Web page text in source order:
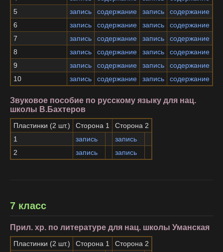
5
запись содержание запись
содержание
6
запись содержание запись
содержание
7
запись содержание запись
содержание
8
запись содержание запись
содержание
9
запись содержание запись
содержание
10
запись содержание запись содержание
Звуковое пособие по русскому языку для нац.
школы В.Бахтеров
Пластинки (2 шт.) Сторона 1
Сторона 2
1
запись
запись
2
запись запись
7 класс
Прил. хр. по литературе для нац. школы Уманская
Пластинки (2 шт.) Сторона 1
Сторона 2